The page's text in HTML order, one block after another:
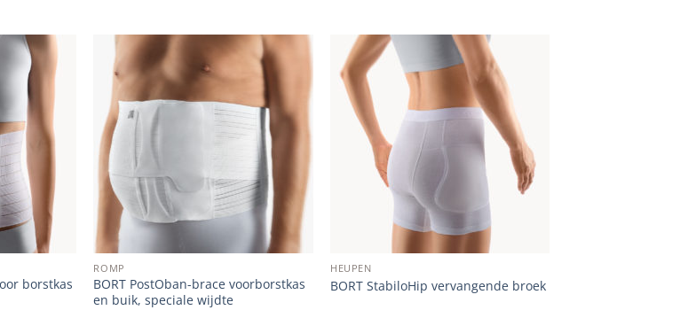
wishlist
borstkas
wishlist
ROMP
BORT PostOban-brace voorborstkas
en buik, speciale wijdte
Add to
wishlist
HEUPEN
BORT StabiloHip vervangende broek